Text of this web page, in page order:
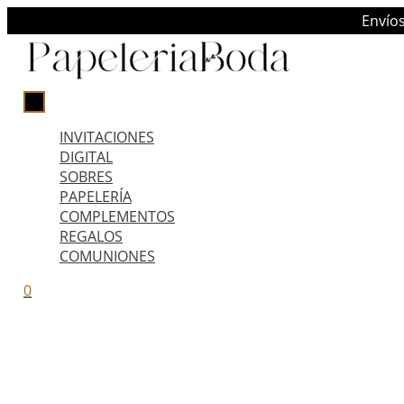
Ir
contenido
MENÚ
INVITACIONES
DIGITAL
SOBRES
PAPELERÍA
COMPLEMENTOS
REGALOS
COMUNIONES
0